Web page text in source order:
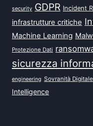
security GDPR Incident
infrastrutture critiche
Machine Learning
Protezione Dati
sicurezza
engineering Sovranità Digitale
Intelligence